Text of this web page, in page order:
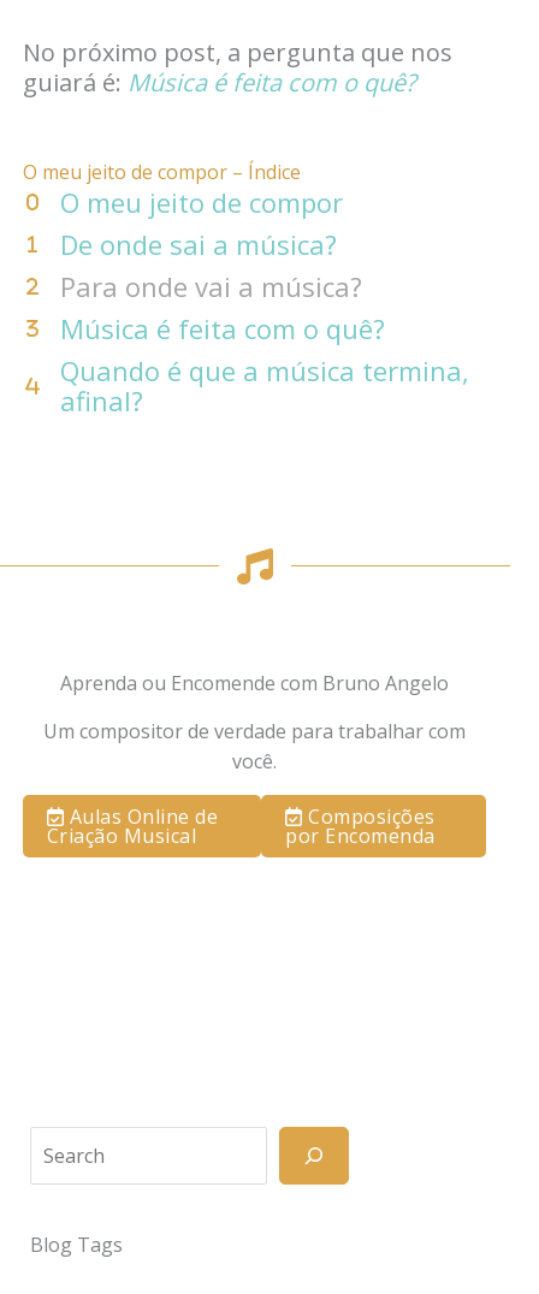
No próximo post, a pergunta que nos
guiará é: Música é feita com o quê?
O meu jeito de compor – Índice
O meu jeito de compor
De onde sai a música?
Para onde vai a música?
Música é feita com o quê?
Quando é que a música termina,
afinal?
Aprenda ou Encomende com Bruno Angelo
Um compositor de verdade para trabalhar com
você.
Aulas Online de
Criação Musical
Composições
por Encomenda
Search
Blog Tags